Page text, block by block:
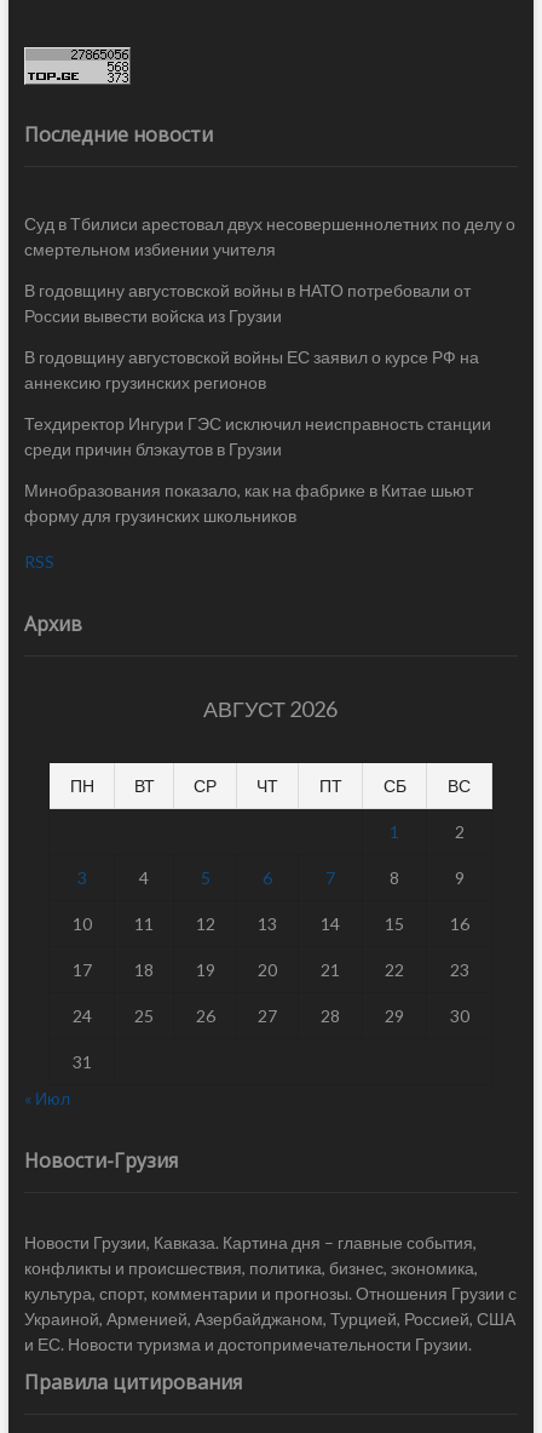
Последние новости
Суд в Тбилиси арестовал двух несовершеннолетних по делу о
смертельном избиении учителя
В годовщину августовской войны в НАТО потребовали от
России вывести войска из Грузии
В годовщину августовской войны ЕС заявил о курсе РФ на
аннексию грузинских регионов
Техдиректор Ингури ГЭС исключил неисправность станции
среди причин блэкаутов в Грузии
Минобразования показало, как на фабрике в Китае шьют
форму для грузинских школьников
RSS
Архив
АВГУСТ 2026
ПН ВТ СР ЧТ ПТ СБ ВС
1 2
3 4 5 6 7 8 9
10 11 12 13 14 15 16
17 18 19 20 21 22 23
24 25 26 27 28 29 30
31
« Июл
Новости-Грузия
Новости Грузии, Кавказа. Картина дня – главные события,
конфликты и происшествия, политика, бизнес, экономика,
культура, спорт, комментарии и прогнозы. Отношения Грузии с
Украиной, Арменией, Азербайджаном, Турцией, Россией, США
и ЕС. Новости туризма и достопримечательности Грузии.
Правила цитирования